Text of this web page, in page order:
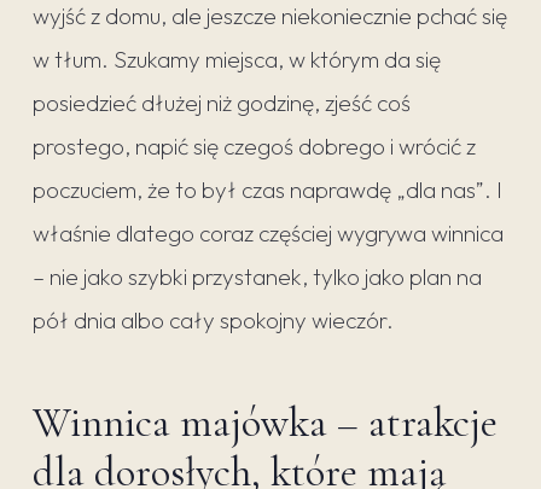
wyjść z domu, ale jeszcze niekoniecznie pchać się
w tłum. Szukamy miejsca, w którym da się
posiedzieć dłużej niż godzinę, zjeść coś
prostego, napić się czegoś dobrego i wrócić z
poczuciem, że to był czas naprawdę „dla nas”. I
właśnie dlatego coraz częściej wygrywa winnica
– nie jako szybki przystanek, tylko jako plan na
pół dnia albo cały spokojny wieczór.
Winnica majówka – atrakcje
dla dorosłych, które mają